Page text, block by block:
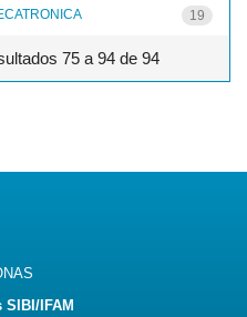
19
75 a 94 de 94
IFAM